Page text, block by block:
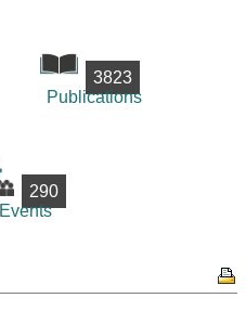
3823
Publications
290
Events